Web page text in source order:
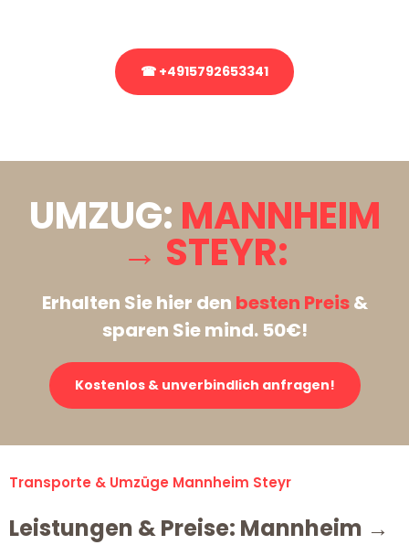
☎ +4915792653341
UMZUG: MANNHEIM
→ STEYR:
Erhalten Sie hier den besten Preis&
sparen Sie mind. 50€!
Kostenlos & unverbindlich anfragen!
Transporte & Umzüge Mannheim Steyr
Leistungen & Preise: Mannheim →